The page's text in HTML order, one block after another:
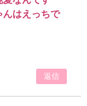
んはえっちで
返信